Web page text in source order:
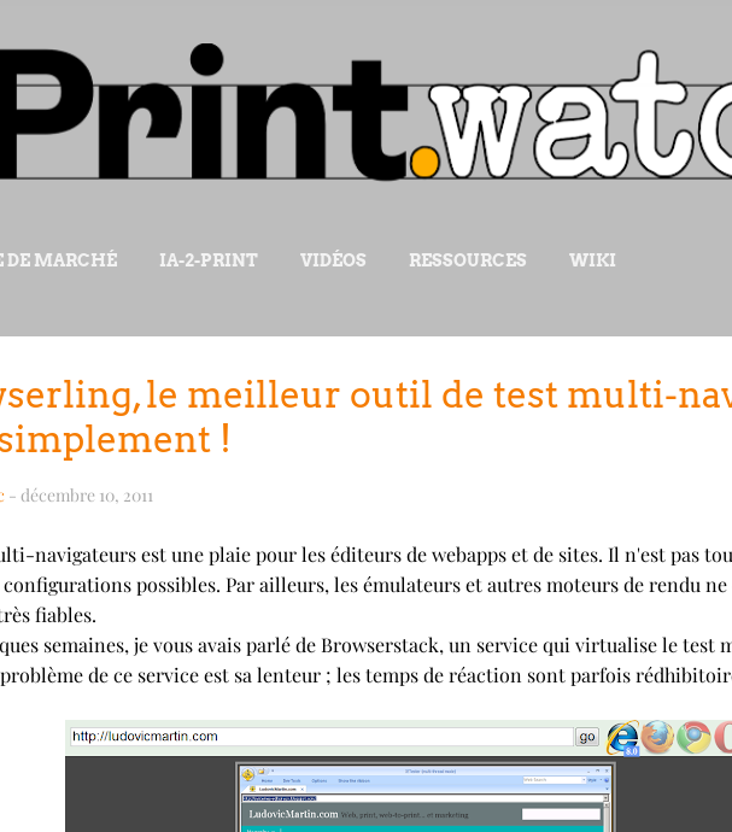
DE MARCHÉ IA-2-PRINT VIDÉOS RESSOURCES WIKI
le meilleur outil de test multi-
!
- décembre 10, 2011
navigateurs est une plaie pour les éditeurs de webapps et de sites. Il n'est pas
possibles. Par ailleurs, les émulateurs et autres moteurs de rendu
fiables.
semaines, je vous avais parlé de Browserstack, un service qui virtualise le test
de ce service est sa lenteur ; les temps de réaction sont parfois